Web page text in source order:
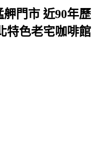
舺門市 近90年歷
特色老宅咖啡館